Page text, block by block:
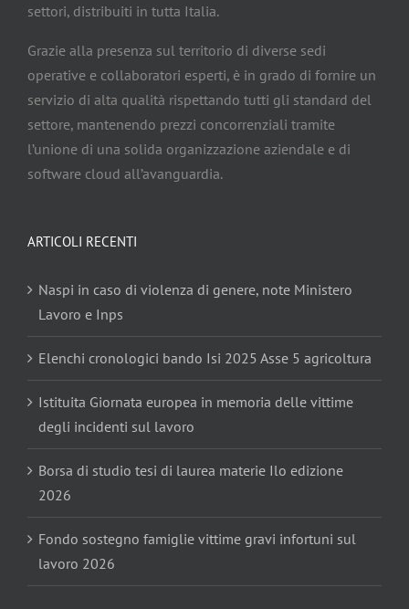
settori, distribuiti in tutta Italia.
Grazie alla presenza sul territorio di diverse sedi
operative e collaboratori esperti, è in grado di fornire un
servizio di alta qualità rispettando tutti gli standard del
settore, mantenendo prezzi concorrenziali tramite
l’unione di una solida organizzazione aziendale e di
software cloud all’avanguardia.
ARTICOLI RECENTI
Naspi in caso di violenza di genere, note Ministero
Lavoro e Inps
Elenchi cronologici bando Isi 2025 Asse 5 agricoltura
Istituita Giornata europea in memoria delle vittime
degli incidenti sul lavoro
Borsa di studio tesi di laurea materie Ilo edizione
2026
Fondo sostegno famiglie vittime gravi infortuni sul
lavoro 2026